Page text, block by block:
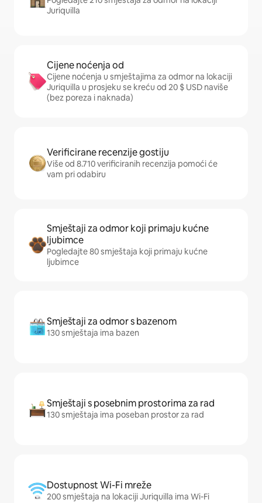
Juriquilla
Cijene noćenja od
Cijene noćenja u smještajima za odmor na lokaciji
Juriquilla u prosjeku se kreću od 20 $ USD naviše
(bez poreza i naknada)
Verificirane recenzije gostiju
Više od 8.710 verificiranih recenzija pomoći će
vam pri odabiru
Smještaji za odmor koji primaju kućne
ljubimce
Pogledajte 80 smještaja koji primaju kućne
ljubimce
Smještaji za odmor s bazenom
130 smještaja ima bazen
Smještaji s posebnim prostorima za rad
130 smještaja ima poseban prostor za rad
Dostupnost Wi-Fi mreže
200 smještaja na lokaciji Juriquilla ima Wi-Fi